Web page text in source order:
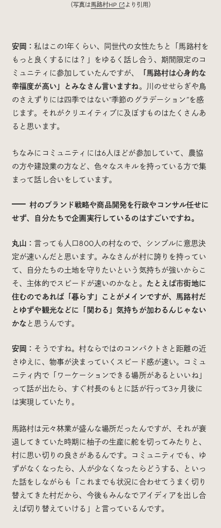
（写真は馬路村HP より引用）
安岡：私はこの1年くらい、同世代の女性たちと「馬路村を
もっと良くするには？」をゆるく話し合う、期間限定のコ
ミュニティに参加していたんですが、
「馬路村は心身的な
幸福度が高い」とみなさん言いますね。川のせせらぎや鳥
のさえずりには四季ではない”季節のグラデーション”を感
じます。それがクリエイティブに及ぼすものはたくさんあ
ると思います。
ちなみにコミュニティには6人ほどが参加していて、農協
の方や建設業の方など、色々なスキルを持っている方で集
まって話し合いをしています。
村のブランド戦略や商品開発を行政やコンサル任せに
せず、自分たちで企画実行しているのはすごいですね。
丸山：言っても人口800人の村なので、シンプルに意思決
定が速いんだと思います。みなさんが村に誇りを持ってい
て、自分たちの土地を守りたいという気持ちが強いからこ
そ、主体的でスピードが速いのかなと。 たとえば市街地に
住むのであれば「暮らす」ことがメインですが、馬路村だ
とゆずや観光などに「関わる」気持ちが加わるんじゃない
かな と思うんです。
安岡： そうですね。村ならではのコンパクトさと距離の近
さゆえに、物事が決まっていくスピード感が速い。コミュ
ニティ内で「ワーケーションできる場所があるといいね」
って話が出たら、すぐ村長のもとに話が行って3ヶ月後に
は実現していたり。
馬路村は元々林業が盛んな場所だったんですが、それが衰
退してきていた時期に柚子の生産に舵を切ってみたりと、
村に思い切りの良さがあるんです。コミュニティでも、ゆ
ずがなくなったら、人が少なくなったらどうする、といっ
た話をしながらも「これまでも状況に合わせてうまく切り
替えてきた村だから、今後もみんなでアイディアを出し合
えば切り替えていける」と言っているんです。